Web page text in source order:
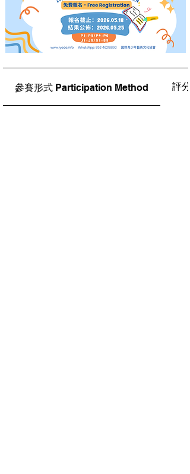
參賽形式 Participation Method 評